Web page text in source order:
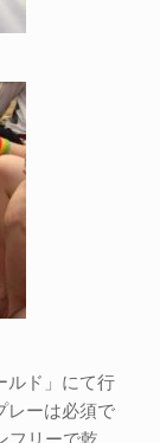
ルド」にて行
レーは必須で